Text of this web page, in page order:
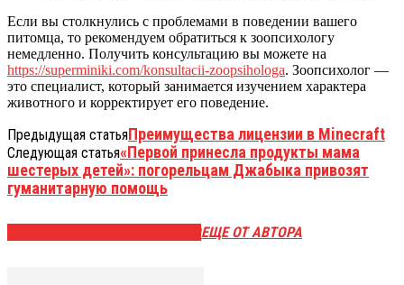
Если вы столкнулись с проблемами в поведении вашего
питомца, то рекомендуем обратиться к зоопсихологу
немедленно. Получить консультацию вы можете на
https://superminiki.com/konsultacii-zoopsihologa. Зоопсихолог —
это специалист, который занимается изучением характера
животного и корректирует его поведение.
Предыдущая статьяПреимущества лицензии в Minecraft
Следующая статья«Первой принесла продукты мама
шестерых детей»: погорельцам Джабыка привозят
гуманитарную помощь
ЕЩЕ ОТ АВТОРА